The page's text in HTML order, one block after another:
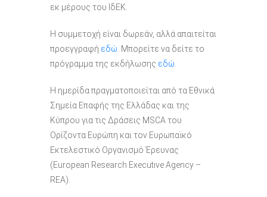
εκ μέρους του ΙδΕΚ.
Η συμμετοχή είναι δωρεάν, αλλά απαιτείται
προεγγραφή εδώ . Μπορείτε να δείτε το
πρόγραμμα της εκδήλωσης εδώ
Η ημερίδα πραγματοποιείται από τα Εθνικά
Σημεία Επαφής της Ελλάδας και της
Κύπρου για τις Δράσεις MSCA του
Ορίζοντα Ευρώπη και τον Ευρωπαϊκό
Εκτελεστικό Οργανισμό Έρευνας
(European Research Executive Agency –
REA).